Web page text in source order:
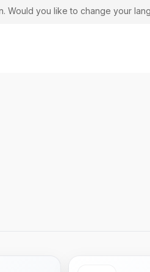
Would you like to change your